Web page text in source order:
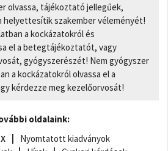
olvassa, tájékoztató jellegűek,
helyettesítik szakember véleményét!
a kockázatokról és
el a betegtájékoztatót, vagy
gyógyszerészét! Nem gyógyszer
a kockázatokról olvassa el a
kérdezze meg kezelőorvosát!
oldalaink:
Nyomtatott kiadványok